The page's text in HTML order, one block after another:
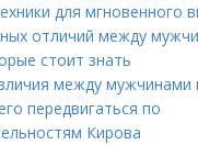
для мгновенного
отличий между
стоит знать
между
передвигаться по
Кирова